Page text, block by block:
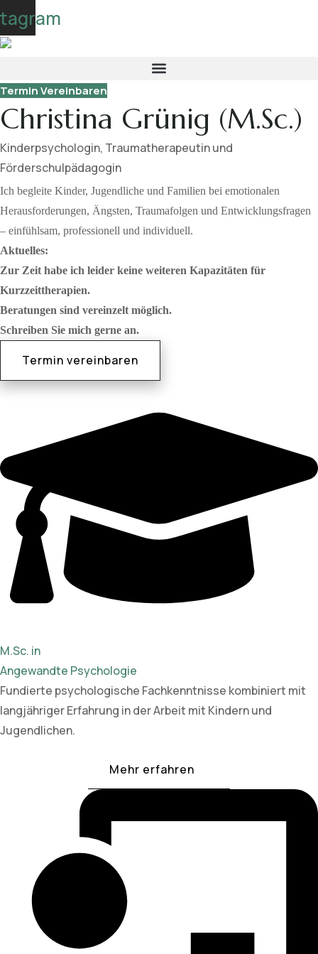
Skip
to
content
Termin Vereinbaren
Christina Grünig (M.Sc.)
Kinderpsychologin, Traumatherapeutin und
Förderschulpädagogin
Ich begleite Kinder, Jugendliche und Familien bei emotionalen
Herausforderungen, Ängsten, Traumafolgen und Entwicklungsfragen
– einfühlsam, professionell und individuell.
Aktuelles:
Zur Zeit habe ich leider keine weiteren Kapazitäten für
Kurzzeittherapien.
Beratungen sind vereinzelt möglich.
Schreiben Sie mich gerne an.
Termin vereinbaren
M.Sc. in
Angewandte Psychologie
Fundierte psychologische Fachkenntnisse kombiniert mit
langjähriger Erfahrung in der Arbeit mit Kindern und
Jugendlichen.
Mehr erfahren